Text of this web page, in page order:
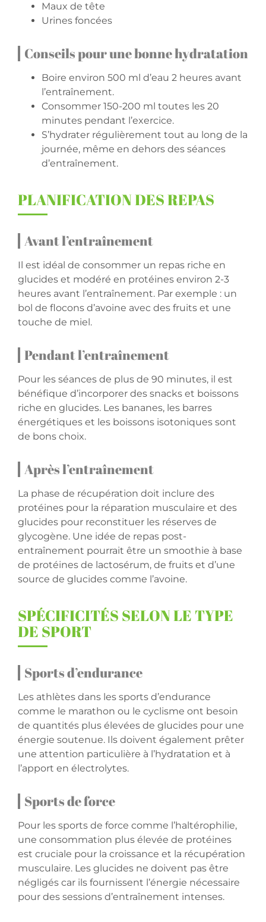
Maux de tête
Urines foncées
Conseils pour une bonne hydratation
Boire environ 500 ml d’eau 2 heures avant
l’entraînement.
Consommer 150-200 ml toutes les 20
minutes pendant l’exercice.
S’hydrater régulièrement tout au long de la
journée, même en dehors des séances
d’entraînement.
PLANIFICATION DES REPAS
Avant l’entraînement
Il est idéal de consommer un repas riche en
glucides et modéré en protéines environ 2-3
heures avant l’entraînement. Par exemple : un
bol de flocons d’avoine avec des fruits et une
touche de miel.
Pendant l’entraînement
Pour les séances de plus de 90 minutes, il est
bénéfique d’incorporer des snacks et boissons
riche en glucides. Les bananes, les barres
énergétiques et les boissons isotoniques sont
de bons choix.
Après l’entraînement
La phase de récupération doit inclure des
protéines pour la réparation musculaire et des
glucides pour reconstituer les réserves de
glycogène. Une idée de repas post-
entraînement pourrait être un smoothie à base
de protéines de lactosérum, de fruits et d’une
source de glucides comme l’avoine.
SPÉCIFICITÉS SELON LE TYPE
DE SPORT
Sports d’endurance
Les athlètes dans les sports d’endurance
comme le marathon ou le cyclisme ont besoin
de quantités plus élevées de glucides pour une
énergie soutenue. Ils doivent également prêter
une attention particulière à l’hydratation et à
l’apport en électrolytes.
Sports de force
Pour les sports de force comme l’haltérophilie,
une consommation plus élevée de protéines
est cruciale pour la croissance et la récupération
musculaire. Les glucides ne doivent pas être
négligés car ils fournissent l’énergie nécessaire
pour des sessions d’entraînement intenses.